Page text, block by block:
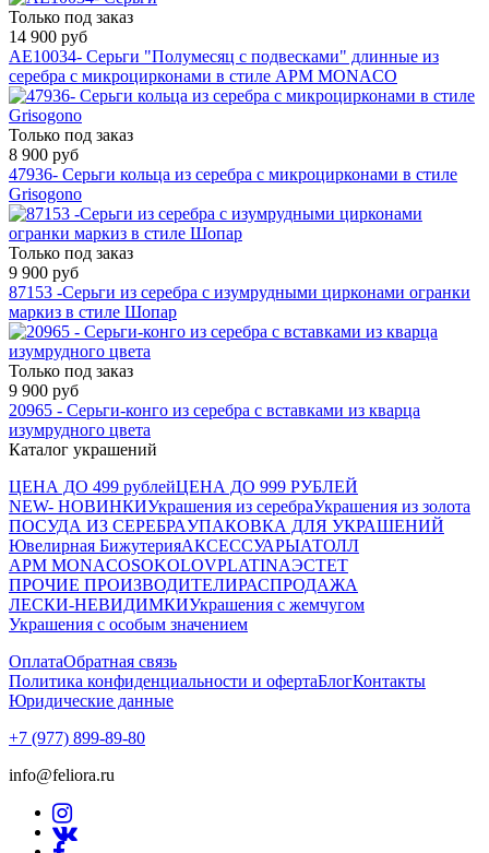
Только под заказ
14 900 руб
AE10034- Серьги "Полумесяц с подвесками" длинные из
серебра с микроцирконами в стиле APM MONACO
Только под заказ
8 900 руб
47936- Серьги кольца из серебра с микроцирконами в стиле
Grisogono
Только под заказ
9 900 руб
87153 -Серьги из серебра с изумрудными цирконами огранки
маркиз в стиле Шопар
Только под заказ
9 900 руб
20965 - Серьги-конго из серебра с вставками из кварца
изумрудного цвета
Каталог украшений
ЦЕНА ДО 499 рублейЦЕНА ДО 999 РУБЛЕЙ
NEW- НОВИНКИУкрашения из серебраУкрашения из золота
ПОСУДА ИЗ СЕРЕБРАУПАКОВКА ДЛЯ УКРАШЕНИЙ
Ювелирная БижутерияАКСЕССУАРЫАТОЛЛ
APM MONACOSOKOLOVPLATINAЭСТЕТ
ПРОЧИЕ ПРОИЗВОДИТЕЛИРАСПРОДАЖА
ЛЕСКИ-НЕВИДИМКИУкрашения с жемчугом
Украшения с особым значением
ОплатаОбратная связь
Политика конфиденциальности и офертаБлогКонтакты
Юридические данные
+7 (977) 899-89-80
info@feliora.ru